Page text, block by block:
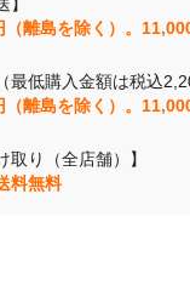
（離島を除く）。
最低購入金額は税込
（離島を除く）。
取り（全店舗）】
料無料